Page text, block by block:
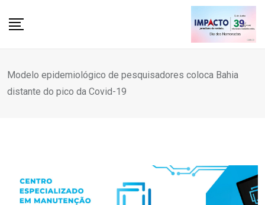
Modelo epidemiológico de pesquisadores coloca Bahia
distante do pico da Covid-19